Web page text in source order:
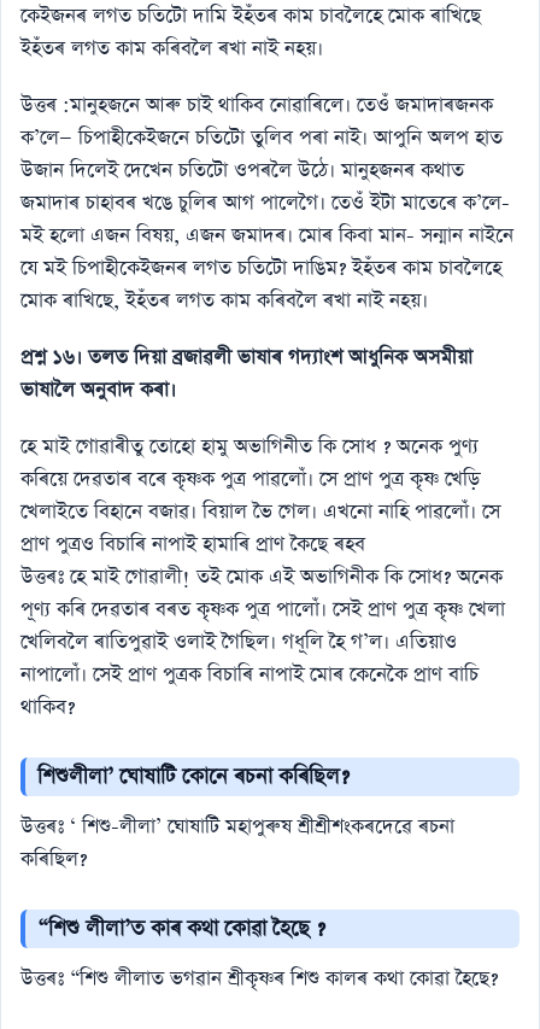
কেইজনৰ লগত চতিটো দামি ইহঁতৰ কাম চাবলৈহে মােক ৰাখিছে
ইহঁতৰ লগত কাম কৰিবলৈ ৰখা নাই নহয়।
উত্তৰ :মানুহজনে আৰু চাই থাকিব নােৱাৰিলে। তেওঁ জমাদাৰজনক
ক’লে— চিপাহীকেইজনে চতিটো তুলিব পৰা নাই। আপুনি অলপ হাত
উজান দিলেই দেখেন চতিটো ওপৰলৈ উঠে। মানুহজনৰ কথাত
জমাদাৰ চাহাবৰ খঙে চুলিৰ আগ পালেগৈ। তেওঁ ইটা মাতেৰে ক’লে-
মই হলাে এজন বিষয়, এজন জমাদৰ। মােৰ কিবা মান- সন্মান নাইনে
যে মই চিপাহীকেইজনৰ লগত চতিটো দাঙিম? ইহঁতৰ কাম চাবলৈহে
মােক ৰাখিছে, ইহঁতৰ লগত কাম কৰিবলৈ ৰখা নাই নহয়।
প্রশ্ন ১৬। তলত দিয়া ব্ৰজাৱলী ভাষাৰ গদ্যাংশ আধুনিক অসমীয়া
ভাষালৈ অনুবাদ কৰা।
হে মাই গােৱাৰীতু তােহাে হামু অভাগিনীত কি সোধ ? অনেক পুণ্য
কৰিয়ে দেৱতাৰ বৰে কৃষ্ণক পুত্র পাৱলোঁ। সে প্রাণ পুত্র কৃষ্ণ খেড়ি
খেলাইতে বিহানে বজাৱ। বিয়াল ভৈ গেল। এখনাে নাহি পাৱলোঁ। সে
প্রাণ পুত্রও বিচাৰি নাপাই হামাৰি প্ৰাণ কৈছে ৰহব
উত্তৰঃ হে মাই গােৱালী! তই মােক এই অভাগিনীক কি সােধ? অনেক
পূণ্য কৰি দেৱতাৰ বৰত কৃষ্ণক পুত্র পালোঁ। সেই প্রাণ পুত্র কৃষ্ণ খেলা
খেলিবলৈ ৰাতিপুৱাই ওলাই গৈছিল। গধূলি হৈ গ’ল। এতিয়াও
নাপালোঁ। সেই প্রাণ পুত্ৰক বিচাৰি নাপাই মােৰ কেনেকৈ প্রাণ বাচি
থাকিব?
শিশুলীলা’ ঘােষাটি কোনে ৰচনা কৰিছিল?
উত্তৰঃ ‘ শিশু-লীলা’ ঘােষাটি মহাপুৰুষ শ্ৰীশ্ৰীশংকৰদেৱে ৰচনা
কৰিছিল?
“শিশু লীলা’ত কাৰ কথা কোৱা হৈছে ?
উত্তৰঃ “শিশু লীলাত ভগৱান শ্ৰীকৃষ্ণৰ শিশু কালৰ কথা কোৱা হৈছে?